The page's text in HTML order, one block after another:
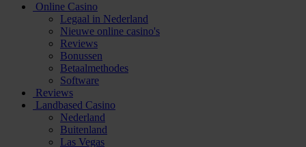
Online Casino
Legaal in Nederland
Nieuwe online casino's
Reviews
Bonussen
Betaalmethodes
Software
Reviews
Landbased Casino
Nederland
Buitenland
Las Vegas